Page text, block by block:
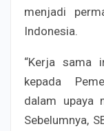
menjadi
Indonesia.
“Kerja sama
kepada
dalam upaya
Sebelumnya,